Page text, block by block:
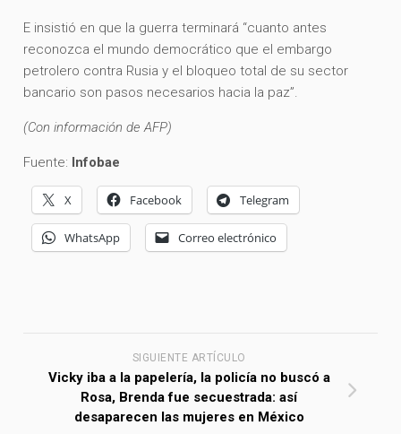
E insistió en que la guerra terminará “cuanto antes
reconozca el mundo democrático que el embargo
petrolero contra Rusia y el bloqueo total de su sector
bancario son pasos necesarios hacia la paz”.
(Con información de AFP)
Fuente: Infobae
X Facebook Telegram
WhatsApp Correo electrónico
SIGUIENTE ARTÍCULO
Vicky iba a la papelería, la policía no buscó a
Rosa, Brenda fue secuestrada: así
desaparecen las mujeres en México